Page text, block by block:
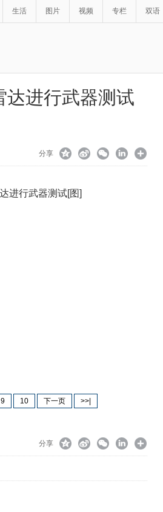
生活 图片 视频 专栏 双语
达进行武器测试
分享
9 10 下一页 >>|
分享